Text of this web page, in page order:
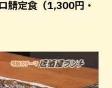
鯖定食（1,300円・